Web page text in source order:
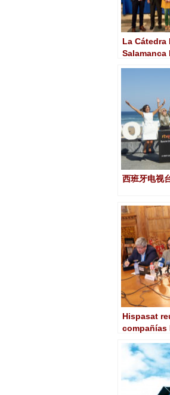
La Cátedra
Salamanca
西班牙电视
Hispasat
compañías